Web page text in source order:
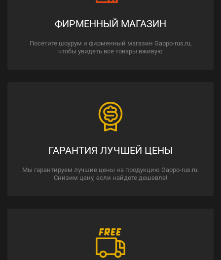
ФИРМЕННЫЙ МАГАЗИН
Посетите шоурум и фирменный магазин Gappo-rus.ru,
чтобы увидеть все товары вживую
ГАРАНТИЯ ЛУЧШЕЙ ЦЕНЫ
Мы гарантируем лучшие цены на продукцию Gappo-rus.ru.
Снизим цену, если найдете дешевле!